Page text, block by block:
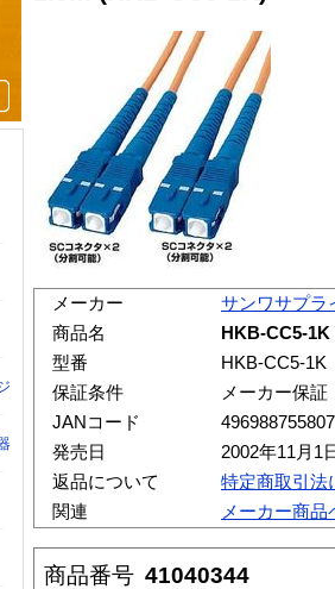
メーカー
サンワサプラ
商品名
HKB-CC5-
型番
HKB-CC5-1K
保証条件
メーカー保証
JANコード
発売日
2002年11月1
返品について
特定商取引法
関連
メーカー商品
商品番号 41040344